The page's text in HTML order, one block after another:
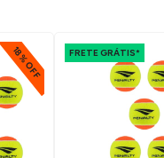
18% OFF FRETE GRÁTIS*